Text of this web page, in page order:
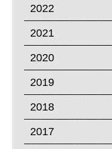
2022
2021
2020
2019
2018
2017